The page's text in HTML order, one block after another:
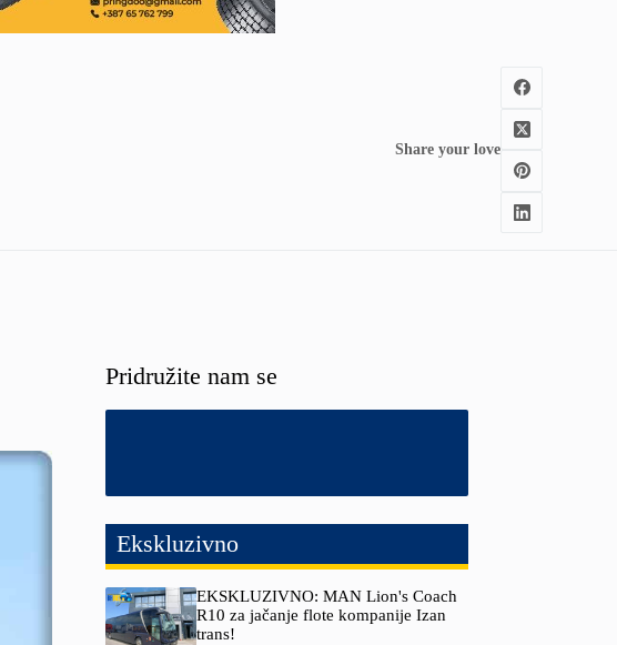
Share your love
Pridružite nam se
Ekskluzivno
EKSKLUZIVNO: MAN Lion's Coach
R10 za jačanje flote kompanije Izan
trans!